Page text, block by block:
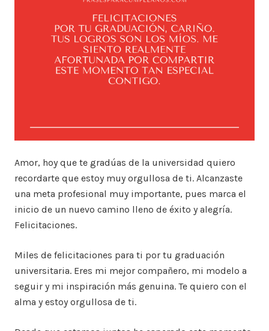
Amor, hoy que te gradúas de la universidad quiero
recordarte que estoy muy orgullosa de ti. Alcanzaste
una meta profesional muy importante, pues marca el
inicio de un nuevo camino lleno de éxito y alegría.
Felicitaciones.
Miles de felicitaciones para ti por tu graduación
universitaria. Eres mi mejor compañero, mi modelo a
seguir y mi inspiración más genuina. Te quiero con el
alma y estoy orgullosa de ti.